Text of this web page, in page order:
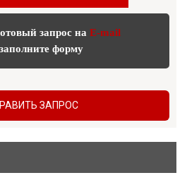
запрос на E-mail
форму
ЗАПРОС